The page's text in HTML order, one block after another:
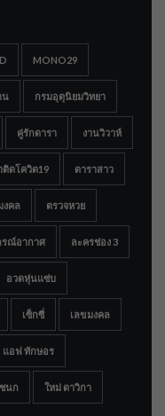
MONO29
น กรมอุตุนิยมวิทยา
คู่รักดารา งานวิวาห์
ติดโควิด19 ดาราสาว
งคล ตรวจหวย
รณ์อากาศ ละครช่อง 3
อวดหุ่นแซ่บ
เซ็กซี่ เลขมงคล
แอฟ ทักษอร
นก ใหม่ ดาวิกา